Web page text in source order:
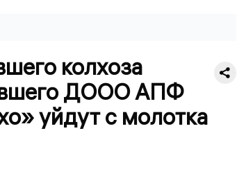
колхоза
ДООО АПФ
уйдут с молотка